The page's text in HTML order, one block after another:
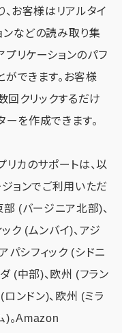
、お客様はリアルタイ
ンなどの読み取り集
リケーションのパフ
できます。お客様
回クリックするだけ
ーを作成できます。
カのサポートは、以
ョンでご利用いただ
(バージニア北部)、
ク (ムンバイ)、アジ
パシフィック (シドニ
(中部)、欧州 (フラン
ロンドン)、欧州 (ミラ
)。Amazon